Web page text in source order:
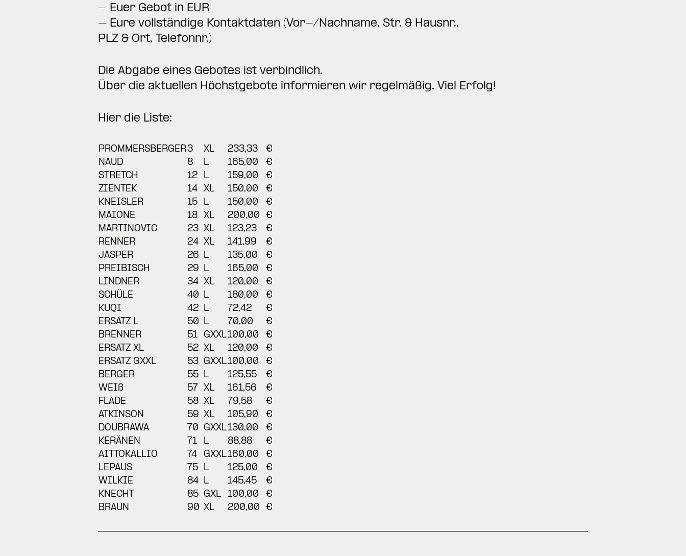
– Euer Gebot in EUR
– Eure vollständige Kontaktdaten (Vor-/Nachname, Str. & Hausnr.,
PLZ & Ort, Telefonnr.)
Die Abgabe eines Gebotes ist verbindlich.
Über die aktuellen Höchstgebote informieren wir regelmäßig. Viel Erfolg!
Hier die Liste:
PROMMERSBERGER3 XL 233,33
€
NAUD
8 L 165,00
€
STRETCH
12 L 159,00
€
ZIENTEK
14 XL 150,00
€
KNEISLER
15 L 150,00
€
MAIONE
18 XL 200,00
€
MARTINOVIC
23 XL 123,23
€
RENNER
24 XL 141,99
€
JASPER
26 L 135,00
€
PREIBISCH
29 L 165,00
€
LINDNER
34 XL 120,00
€
SCHÜLE
40 L 180,00
€
KUQI
42 L 72,42
€
ERSATZ L
50 L 70,00
€
BRENNER
51 GXXL100,00
€
ERSATZ XL
52 XL 120,00
€
ERSATZ GXXL
53 GXXL100,00
€
BERGER
55 L 125,55
€
WEIß
57 XL 161,56
€
FLADE
58 XL 79,58
€
ATKINSON
59 XL 105,90
€
DOUBRAWA
70 GXXL130,00
€
KERÄNEN
71 L 88,88
€
AITTOKALLIO
74 GXXL160,00
€
LEPAUS
75 L 125,00
€
WILKIE
84 L 145,45
€
KNECHT
85 GXL 100,00
€
BRAUN
90 XL 200,00 €